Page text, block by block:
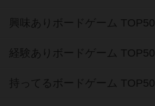
興味ありボードゲーム TOP50
経験ありボードゲーム TOP50
持ってるボードゲーム TOP50